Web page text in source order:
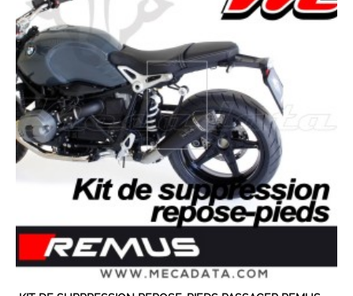
EXPÉDIÉ SOUS 5 A 8 JOURS